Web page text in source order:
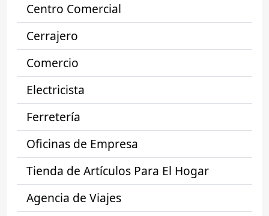
Centro Comercial
Cerrajero
Comercio
Electricista
Ferretería
Oficinas de Empresa
Tienda de Artículos Para El Hogar
Agencia de Viajes